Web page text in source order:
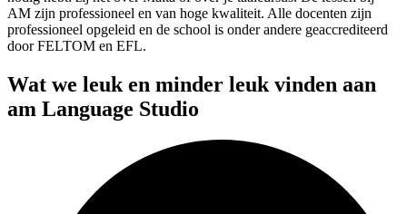
AM zijn professioneel en van hoge kwaliteit. Alle docenten zijn
professioneel opgeleid en de school is onder andere geaccrediteerd
door FELTOM en EFL.
Wat we leuk en minder leuk vinden aan
am Language Studio